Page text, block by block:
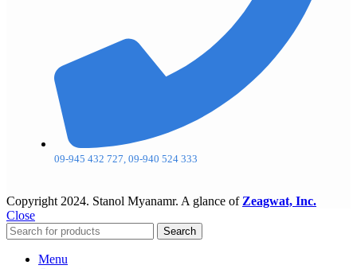
09-945 432 727, 09-940 524 333
Copyright 2024. Stanol Myanamr. A glance of Zeagwat, Inc.
Close
Search
Menu